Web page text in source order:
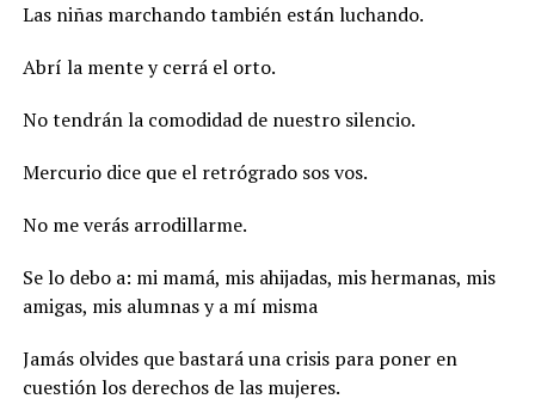
Las niñas marchando también están luchando.
Abrí la mente y cerrá el orto.
No tendrán la comodidad de nuestro silencio.
Mercurio dice que el retrógrado sos vos.
No me verás arrodillarme.
Se lo debo a: mi mamá, mis ahijadas, mis hermanas, mis
amigas, mis alumnas y a mí misma
Jamás olvides que bastará una crisis para poner en
cuestión los derechos de las mujeres.